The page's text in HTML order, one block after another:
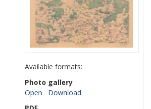
Available formats:
Photo gallery
Open
Download